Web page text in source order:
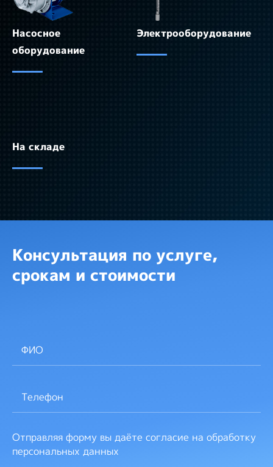
Насосное
оборудование
Электрооборудование
На складе
Консультация по услуге,
срокам и стоимости
Отправляя форму вы даёте согласие на обработку
персональных данных